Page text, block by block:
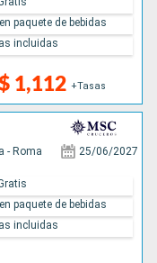
1,112 +Tasas
paquete de bebidas
incluidas
- Roma 25/06/2027
paquete de bebidas
incluidas